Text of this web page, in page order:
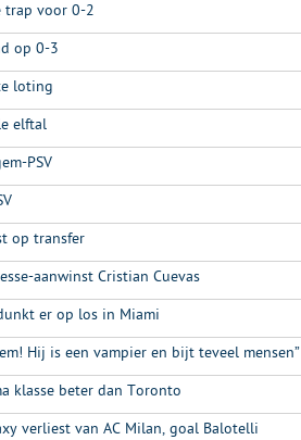
trap voor 0-2
op 0-3
loting
elftal
PSV
op transfer
aanwinst Cristian Cuevas
er op los in Miami
Hij is een vampier en bijt teveel mensen”
klasse beter dan Toronto
verliest van AC Milan, goal Balotelli